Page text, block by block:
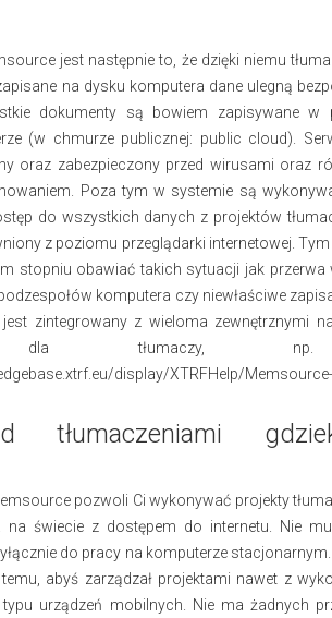
jest następnie to, że dzięki niemu
na dysku komputera dane ulegną
dokumenty są bowiem zapisywane w
(w chmurze publicznej: public cloud).
oraz zabezpieczony przed wirusami oraz
Poza tym w systemie są
do wszystkich danych z projektów
z poziomu przeglądarki internetowej.
stopniu obawiać takich sytuacji jak przerwa
komputera czy niewłaściwe
zintegrowany z wieloma zewnętrznymi
dla tłumaczy,
display/XTRFHelp/
tłumaczeniami
pozwoli Ci wykonywać projekty
na świecie z dostępem do internetu. Nie
do pracy na komputerze
abyś zarządzał projektami nawet z
urządzeń mobilnych. Nie ma żadnych